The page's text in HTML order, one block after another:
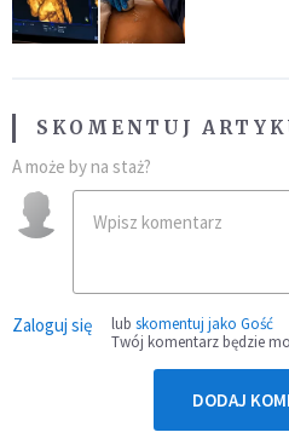
SKOMENTUJ
A może by na staż?
Zaloguj się lub skomentuj jako Gość
Twój komentarz będzie
DODAJ